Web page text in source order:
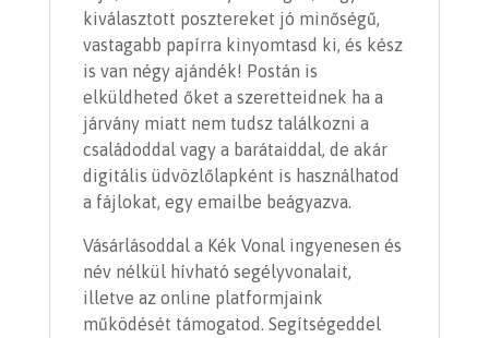
kiválasztott posztereket jó minőségű,
vastagabb papírra kinyomtasd ki, és kész
is van négy ajándék! Postán is
elküldheted őket a szeretteidnek ha a
járvány miatt nem tudsz találkozni a
családoddal vagy a barátaiddal, de akár
digitális üdvözlőlapként is használhatod
a fájlokat, egy emailbe beágyazva.
Vásárlásoddal a Kék Vonal ingyenesen és
név nélkül hívható segélyvonalait,
illetve az online platformjaink
működését támogatod. Segítségeddel